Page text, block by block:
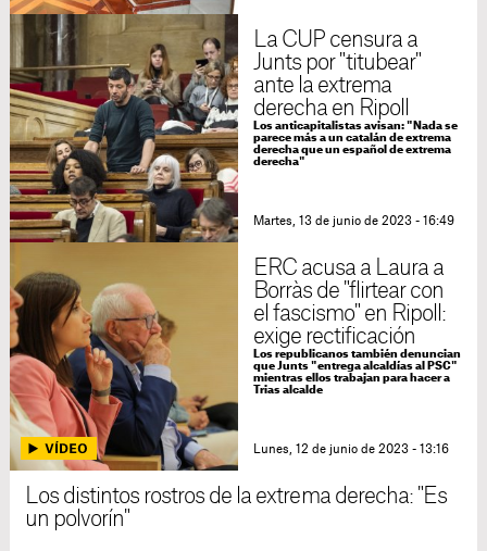
La CUP censura a
Junts por "titubear"
ante la extrema
derecha en Ripoll
Los anticapitalistas avisan: "Nada se
parece más a un catalán de extrema
derecha que un español de extrema
derecha"
Martes, 13 de junio de 2023 - 16:49
ERC acusa a Laura a
Borràs de "flirtear con
el fascismo" en Ripoll:
exige rectificación
Los republicanos también denuncian
que Junts "entrega alcaldías al PSC"
mientras ellos trabajan para hacer a
Trias alcalde
Lunes, 12 de junio de 2023 - 13:16
Los distintos rostros de la extrema derecha: "Es
un polvorín"